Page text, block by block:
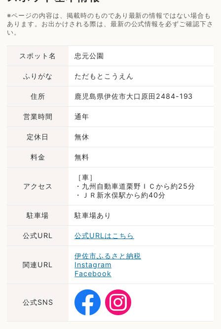
※ページの内容は、掲載時のものであり最新の情報ではない場合も
あります。お出かけされる際は、最新の公式情報を必ずご確認下さ
い。
スポット名 忠元公園
ふりがな ただもとこうえん
住所 鹿児島県伊佐市大口原田2484-193
営業時間 通年
定休日 無休
料金 無料
アクセス
［車］
・九州自動車道栗野ＩＣから約25分
・ＪＲ新水俣駅から約40分
駐車場 駐車場あり
公式URL 公式URLはこちら
関連URL
伊佐市ふるさと納税
Instagram
Facebook
公式SNS